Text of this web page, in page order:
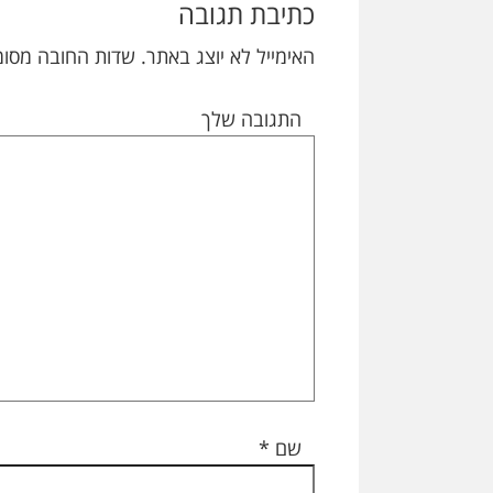
Interactions
כתיבת תגובה
האימייל לא יוצג באתר. שדות החובה
התגובה שלך
שם *